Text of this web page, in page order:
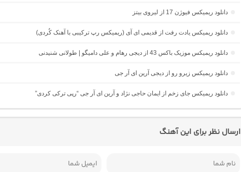
دانلود ریمیکس فیوژن 17 از لیروی بیتز
دانلود ریمیکس یادت رفت از قدیمی ای آی (ریمیکس رپ ترکیبی با آهنک کُردی)
دانلود ریمیکس موزیک باکس 43 از دیجی رهام و علی دامیگو | طولانی شنیدنی
دانلود ریمیکس زیرو رو از دیجی آرین ای آر جی
دانلود ریمیکس جای زخم از ایمان حاجی نژاد و آرین ای آر جی “رپی ترکی کردی”
ارسال نظر برای این آهنگ